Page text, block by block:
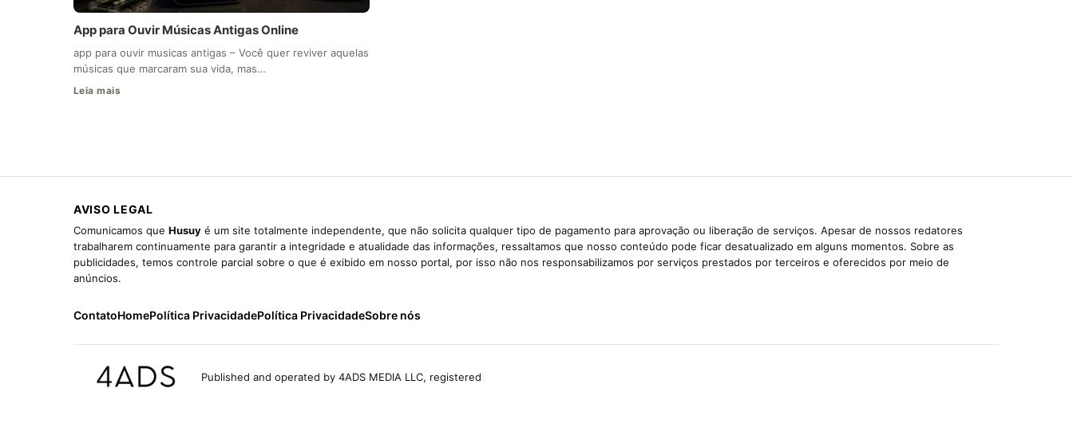
App para Ouvir Músicas Antigas Online
app para ouvir musicas antigas – Você quer reviver aquelas
músicas que marcaram sua vida, mas…
Leia mais
AVISO LEGAL
Comunicamos que Husuy é um site totalmente independente, que não solicita qualquer tipo de pagamento para aprovação ou liberação de serviços. Apesar de nossos redatores
trabalharem continuamente para garantir a integridade e atualidade das informações, ressaltamos que nosso conteúdo pode ficar desatualizado em alguns momentos. Sobre as
publicidades, temos controle parcial sobre o que é exibido em nosso portal, por isso não nos responsabilizamos por serviços prestados por terceiros e oferecidos por meio de
anúncios.
ContatoHomePolítica PrivacidadePolítica PrivacidadeSobre nós
Published and operated by 4ADS MEDIA LLC, registered